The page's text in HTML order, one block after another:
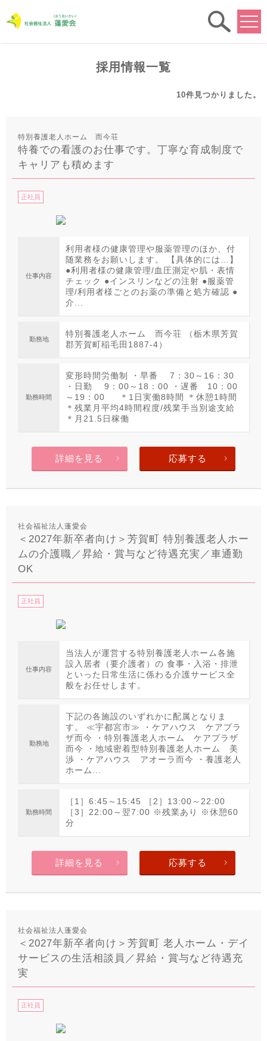
採用情報一覧
10件 見つかりました。
特別養護老人ホーム 而今荘
特養での看護のお仕事です。丁寧な育成制度で
キャリアも積めます
正社員
仕事内容
利用者様の健康管理や服薬管理のほか、付
随業務をお願いします。 【具体的には…】
●利用者様の健康管理/血圧測定や肌・表情
チェック ●インスリンなどの注射 ●服薬管
理/利用者様ごとのお薬の準備と処方確認 ●
介...
勤務地
特別養護老人ホーム 而今荘 （栃木県芳賀
郡芳賀町稲毛田1887-4）
勤務時間
変形時間労働制 ・早番 7：30～16：30
・日勤 9：00～18：00 ・遅番 10：00
～19：00 ＊1日実働8時間 ＊休憩1時間
＊残業月平均4時間程度/残業手当別途支給
＊月21.5日稼働
詳細を見る 応募する
社会福祉法人蓬愛会
＜2027年新卒者向け＞芳賀町 特別養護老人ホー
ムの介護職／昇給・賞与など待遇充実／車通勤
OK
正社員
仕事内容
当法人が運営する特別養護老人ホーム各施
設入居者（要介護者）の 食事・入浴・排泄
といった日常生活に係わる介護サービス全
般をお任せします。
勤務地
下記の各施設のいずれかに配属となりま
す。 ≪宇都宮市≫ ・ケアハウス ケアプラ
ザ而今 ・特別養護老人ホーム ケアプラザ
而今 ・地域密着型特別養護老人ホーム 美
渉 ・ケアハウス アオーラ而今 ・養護老人
ホーム...
勤務時間
［1］6:45～15:45 ［2］13:00～22:00
［3］22:00～翌7:00 ※残業あり ※休憩60
分
詳細を見る 応募する
社会福祉法人蓬愛会
＜2027年新卒者向け＞芳賀町 老人ホーム・デイ
サービスの生活相談員／昇給・賞与など待遇充
実
正社員